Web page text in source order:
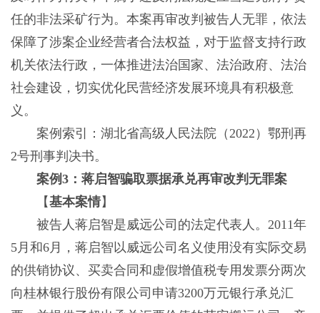
任的非法采矿行为。本案再审改判被告人无罪，依法
保障了涉案企业经营者合法权益，对于监督支持行政
机关依法行政，一体推进法治国家、法治政府、法治
社会建设，切实优化民营经济发展环境具有积极意
义。
案例索引：湖北省高级人民法院（2022）鄂刑再
2号刑事判决书。
案例3：蒋启智骗取票据承兑再审改判无罪案
【基本案情】
被告人蒋启智是威远公司的法定代表人。2011年
5月和6月，蒋启智以威远公司名义使用没有实际交易
的供销协议、买卖合同和虚假增值税专用发票分两次
向桂林银行股份有限公司申请3200万元银行承兑汇